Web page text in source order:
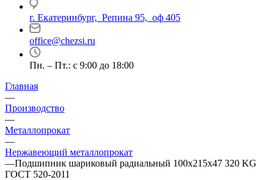
г. Екатеринбург, Репина 95, оф 405
office@chezsi.ru
Пн. – Пт.: с 9:00 до 18:00
Главная
—
Производство
—
Металлопрокат
—
Нержавеющий металлопрокат
—Подшипник шариковый радиальный 100х215х47 320 KG
ГОСТ 520-2011